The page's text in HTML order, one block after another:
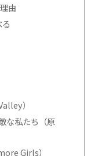
由
）
な私たち（原
Girls）